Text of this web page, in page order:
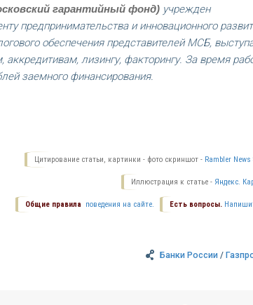
гарантийный фонд)учрежден
предпринимательства и инновационного
обеспечения представителей МСБ,
лизингу, факторингу. За время
заемного финансирования.
Цитирование статьи, картинки - фото скриншот - Rambler News
Иллюстрация к статье - Яндекс.
Есть вопросы.
Общие правила поведения на сайте.
Банки России /